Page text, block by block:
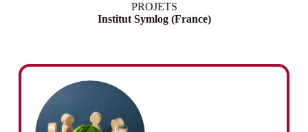
PROJETS
Institut Symlog (France)